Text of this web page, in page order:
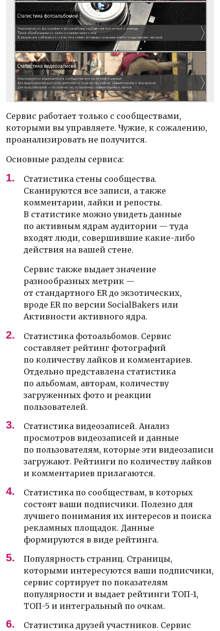
Сервис работает только с сообществами,
которыми вы управляете. Чужие, к сожалению,
проанализировать не получится.
Основные разделы сервиса:
Статистика стены сообщества.
Сканируются все записи, а также
комментарии, лайки и репосты.
В статистике можно увидеть данные
по активным ядрам аудитории — туда
входят люди, совершившие какие-либо
действия на вашей стене.
Сервис также выдает значение
разнообразных метрик —
от стандартного ER до экзотических,
вроде ER по версии SocialBakers или
Активности активного ядра.
Статистика фотоальбомов. Сервис
составляет рейтинг фотографий
по количеству лайков и комментариев.
Отдельно представлена статистика
по альбомам, авторам, количеству
загруженных фото и реакции
пользователей.
Статистика видеозаписей. Анализ
просмотров видеозаписей и данные
по пользователям, которые эти видеозаписи
загружают. Рейтинги по количеству лайков
и комментариев прилагаются.
Статистика по сообществам, в которых
состоят ваши подписчики. Полезно для
лучшего понимания их интересов и поиска
рекламных площадок. Данные
формируются в виде рейтинга.
Популярность страниц. Страницы,
которыми интересуются ваши подписчики,
сервис сортирует по показателям
популярности и выдает рейтинги ТОП-1,
ТОП-5 и интегральный по очкам.
Статистика друзей участников. Сервис